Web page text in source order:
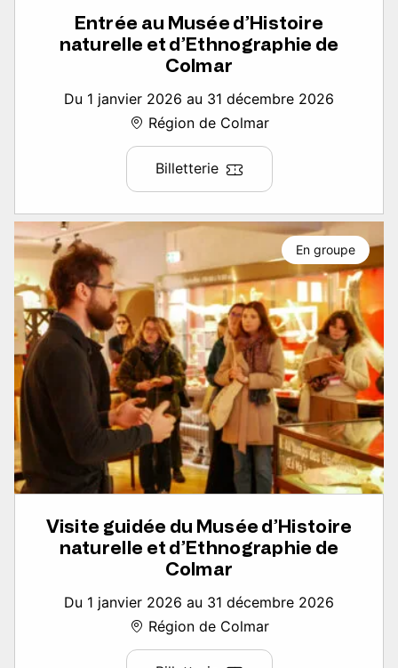
Entrée au Musée d’Histoire
naturelle et d’Ethnographie de
Colmar
Du 1 janvier 2026 au 31 décembre 2026
Région de Colmar
Billetterie
Visite guidée du Musée d’Histoire
naturelle et d’Ethnographie de
Colmar
Du 1 janvier 2026 au 31 décembre 2026
Région de Colmar
En groupe